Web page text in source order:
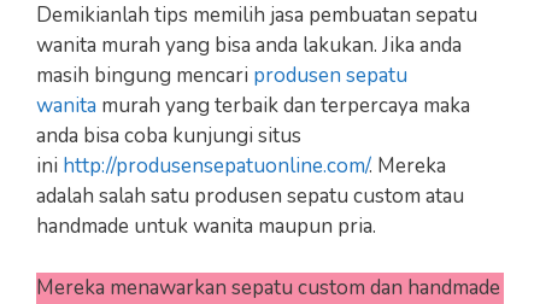
Demikianlah tips memilih jasa pembuatan sepatu
wanita murah yang bisa anda lakukan. Jika anda
masih bingung mencari produsen sepatu
wanita murah yang terbaik dan terpercaya maka
anda bisa coba kunjungi situs
ini http://produsensepatuonline.com/. Mereka
adalah salah satu produsen sepatu custom atau
handmade untuk wanita maupun pria.
Mereka menawarkan sepatu custom dan handmade